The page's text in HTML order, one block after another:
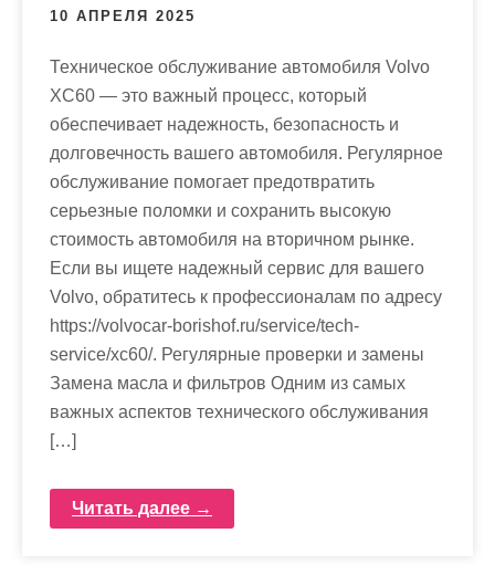
10 АПРЕЛЯ 2025
Техническое обслуживание автомобиля Volvo
XC60 — это важный процесс, который
обеспечивает надежность, безопасность и
долговечность вашего автомобиля. Регулярное
обслуживание помогает предотвратить
серьезные поломки и сохранить высокую
стоимость автомобиля на вторичном рынке.
Если вы ищете надежный сервис для вашего
Volvo, обратитесь к профессионалам по адресу
https://volvocar-borishof.ru/service/tech-
service/xc60/. Регулярные проверки и замены
Замена масла и фильтров Одним из самых
важных аспектов технического обслуживания
[…]
Читать далее →